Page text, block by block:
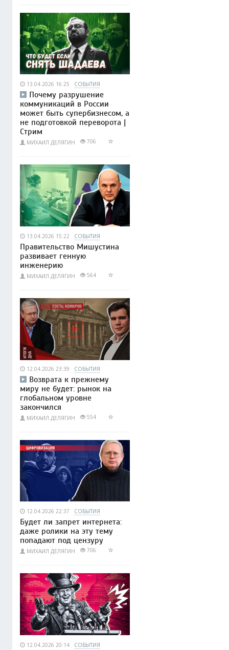
13.04.2026 16:25 СОБЫТИЯ
Почему разрушение
коммуникаций в России
может быть супербизнесом, а
не подготовкой переворота |
Стрим
МИХАИЛ ДЕЛЯГИН 706
13.04.2026 15:22 СОБЫТИЯ
Правительство Мишустина
развивает генную
инженерию
МИХАИЛ ДЕЛЯГИН 564
12.04.2026 23:39 СОБЫТИЯ
Возврата к прежнему
миру не будет: рынок на
глобальном уровне
закончился
МИХАИЛ ДЕЛЯГИН 554
12.04.2026 22:37 СОБЫТИЯ
Будет ли запрет интернета:
даже ролики на эту тему
попадают под цензуру
МИХАИЛ ДЕЛЯГИН 706
12.04.2026 20:14 СОБЫТИЯ